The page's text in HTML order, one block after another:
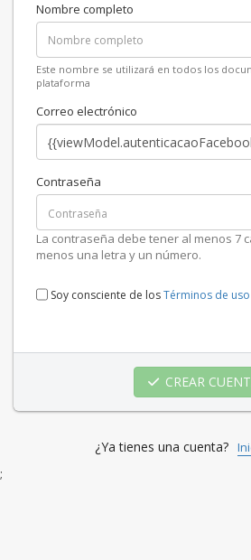
Nombre completo
Este nombre se utilizará en todos los
plataforma
Correo electrónico
Contraseña
La contraseña debe tener al menos 7
menos una letra y un número.
Soy consciente de losTérminos de uso
CREAR
¿Ya tienes una cuenta?
;